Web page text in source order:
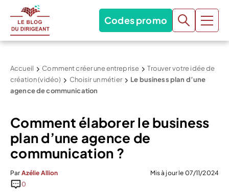
Codes promo
Accueil Comment créer une entreprise
Trouver votre idée de
création (vidéo)
Choisir un métier
Le business plan d’une
agence de communication
Comment élaborer le business
plan d’une agence de
communication ?
Par Azélie Allion
Mis à jour le 07/11/2024
0